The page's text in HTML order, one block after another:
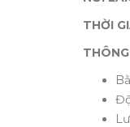
THỜI